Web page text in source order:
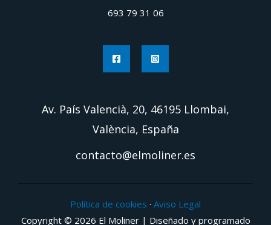
693 79 31 06
Av. País Valencià, 20, 46195 Llombai,
València, España
contacto@elmoliner.es
Política de cookies · Aviso Legal
Copyright © 2026 El Moliner | Diseñado y programado